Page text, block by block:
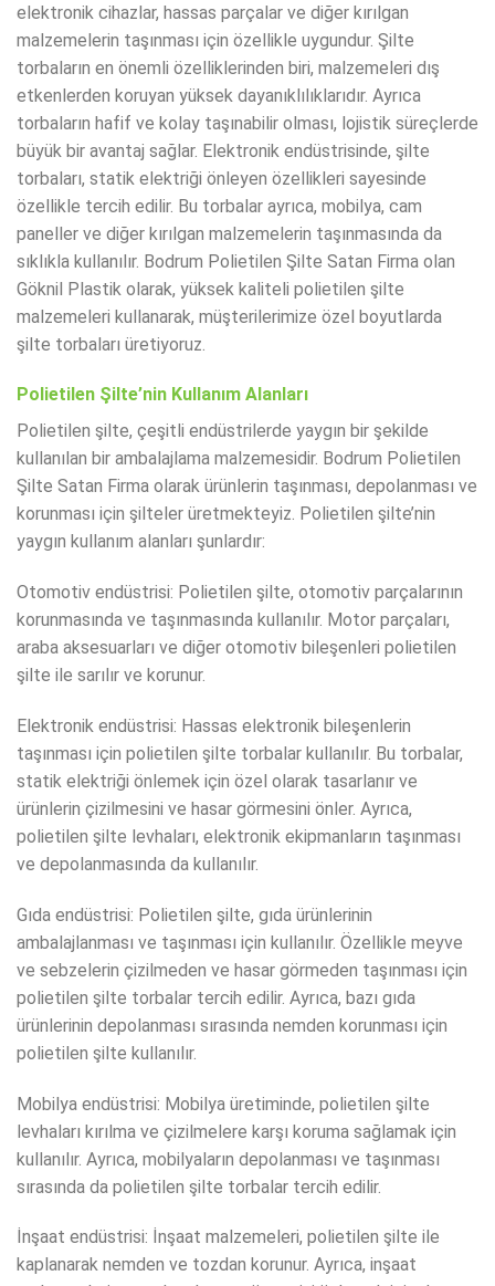
elektronik cihazlar, hassas parçalar ve diğer kırılgan
malzemelerin taşınması için özellikle uygundur. Şilte
torbaların en önemli özelliklerinden biri, malzemeleri dış
etkenlerden koruyan yüksek dayanıklılıklarıdır. Ayrıca
torbaların hafif ve kolay taşınabilir olması, lojistik süreçlerde
büyük bir avantaj sağlar. Elektronik endüstrisinde, şilte
torbaları, statik elektriği önleyen özellikleri sayesinde
özellikle tercih edilir. Bu torbalar ayrıca, mobilya, cam
paneller ve diğer kırılgan malzemelerin taşınmasında da
sıklıkla kullanılır. Bodrum Polietilen Şilte Satan Firma olan
Göknil Plastik olarak, yüksek kaliteli polietilen şilte
malzemeleri kullanarak, müşterilerimize özel boyutlarda
şilte torbaları üretiyoruz.
Polietilen Şilte’nin Kullanım Alanları
Polietilen şilte, çeşitli endüstrilerde yaygın bir şekilde
kullanılan bir ambalajlama malzemesidir. Bodrum Polietilen
Şilte Satan Firma olarak ürünlerin taşınması, depolanması ve
korunması için şilteler üretmekteyiz. Polietilen şilte’nin
yaygın kullanım alanları şunlardır:
Otomotiv endüstrisi: Polietilen şilte, otomotiv parçalarının
korunmasında ve taşınmasında kullanılır. Motor parçaları,
araba aksesuarları ve diğer otomotiv bileşenleri polietilen
şilte ile sarılır ve korunur.
Elektronik endüstrisi: Hassas elektronik bileşenlerin
taşınması için polietilen şilte torbalar kullanılır. Bu torbalar,
statik elektriği önlemek için özel olarak tasarlanır ve
ürünlerin çizilmesini ve hasar görmesini önler. Ayrıca,
polietilen şilte levhaları, elektronik ekipmanların taşınması
ve depolanmasında da kullanılır.
Gıda endüstrisi: Polietilen şilte, gıda ürünlerinin
ambalajlanması ve taşınması için kullanılır. Özellikle meyve
ve sebzelerin çizilmeden ve hasar görmeden taşınması için
polietilen şilte torbalar tercih edilir. Ayrıca, bazı gıda
ürünlerinin depolanması sırasında nemden korunması için
polietilen şilte kullanılır.
Mobilya endüstrisi: Mobilya üretiminde, polietilen şilte
levhaları kırılma ve çizilmelere karşı koruma sağlamak için
kullanılır. Ayrıca, mobilyaların depolanması ve taşınması
sırasında da polietilen şilte torbalar tercih edilir.
İnşaat endüstrisi: İnşaat malzemeleri, polietilen şilte ile
kaplanarak nemden ve tozdan korunur. Ayrıca, inşaat